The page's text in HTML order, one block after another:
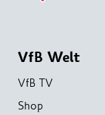
VfB Welt
VfB TV
Shop